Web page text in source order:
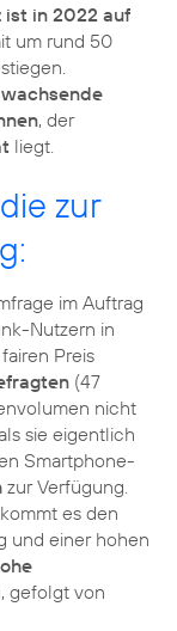
ist in 2022 auf
um rund 50
wachsende
, der
liegt.
zur
im Auftrag
Nutzern in
Preis
(47
nicht
sie eigentlich
Smartphone-
zur Verfügung.
es den
und einer hohen
gefolgt von